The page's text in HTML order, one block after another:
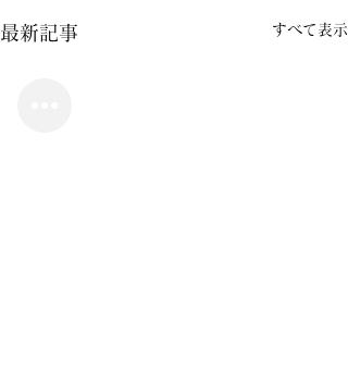
最新記事 すべて表示